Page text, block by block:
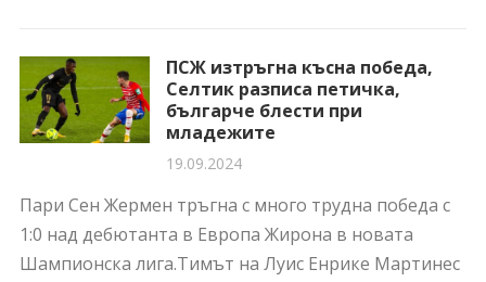
ПСЖ изтръгна късна победа,
Селтик разписа петичка,
българче блести при
младежите
19.09.2024
Пари Сен Жермен тръгна с много трудна победа с
1:0 над дебютанта в Европа Жирона в новата
Шампионска лига.Тимът на Луис Енрике Мартинес